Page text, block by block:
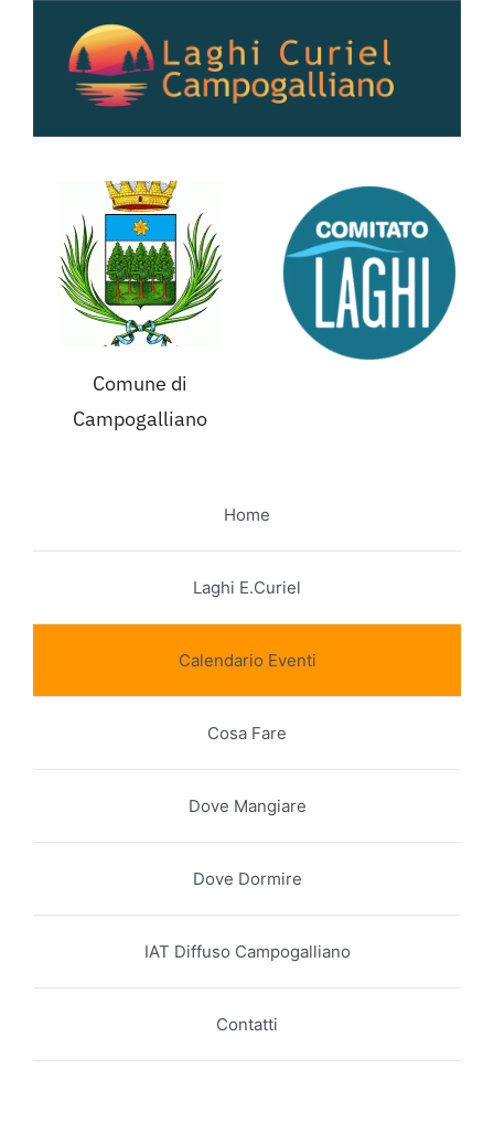
contenuto
Comune di
Campogalliano
Home
Laghi E.Curiel
Calendario Eventi
Cosa Fare
Dove Mangiare
Dove Dormire
IAT Diffuso Campogalliano
Contatti